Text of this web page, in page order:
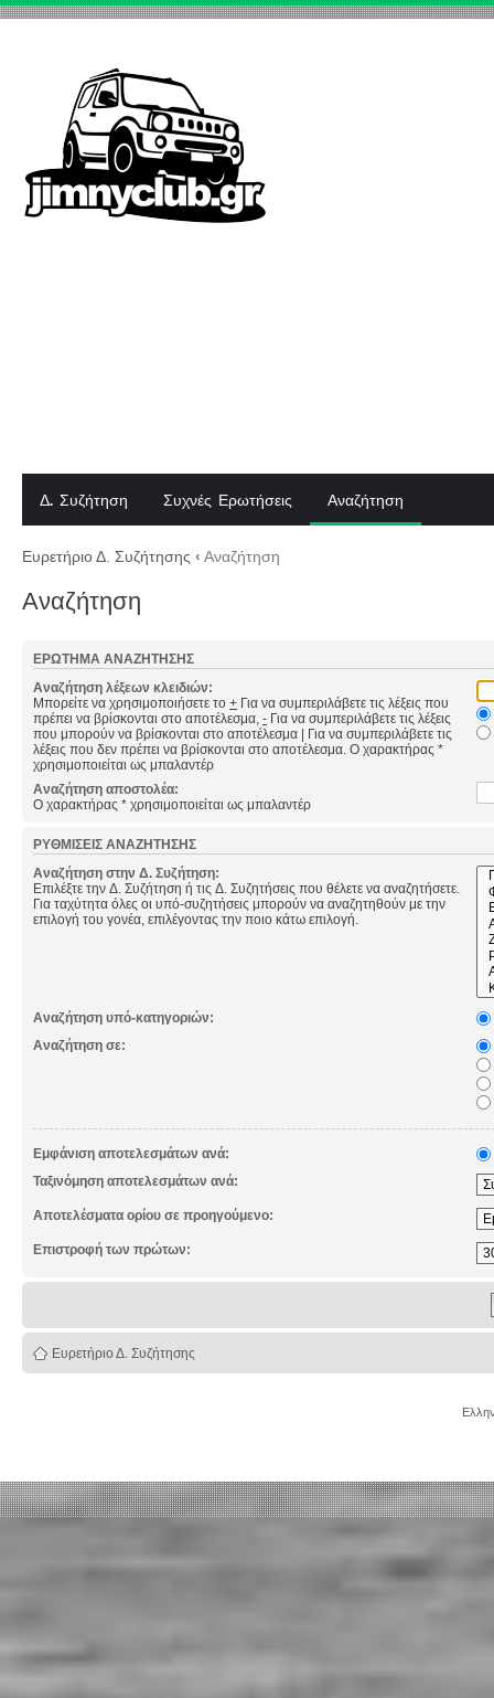
Δ. Συζήτηση Συχνές Ερωτήσεις Αναζήτηση
Ευρετήριο Δ. Συζήτησης ‹ Αναζήτηση
Αναζήτηση
ΕΡΏΤΗΜΑ ΑΝΑΖΉΤΗΣΗΣ
Αναζήτηση λέξεων κλειδιών:
Μπορείτε να χρησιμοποιήσετε το + Για να συμπεριλάβετε τις λέξεις που
πρέπει να βρίσκονται στο αποτέλεσμα, - Για να συμπεριλάβετε τις λέξεις
που μπορούν να βρίσκονται στο αποτέλεσμα | Για να συμπεριλάβετε τις
λέξεις που δεν πρέπει να βρίσκονται στο αποτέλεσμα. Ο χαρακτήρας *
χρησιμοποιείται ως μπαλαντέρ
Αναζήτηση αποστολέα:
Ο χαρακτήρας * χρησιμοποιείται ως μπαλαντέρ
ΡΥΘΜΊΣΕΙΣ ΑΝΑΖΉΤΗΣΗΣ
Αναζήτηση στην Δ. Συζήτηση:
Επιλέξτε την Δ. Συζήτηση ή τις Δ. Συζητήσεις που θέλετε να αναζητήσετε.
Για ταχύτητα όλες οι υπό-συζητήσεις μπορούν να αναζητηθούν με την
επιλογή του γονέα, επιλέγοντας την ποιο κάτω επιλογή.
Αναζήτηση υπό-κατηγοριών:
Αναζήτηση σε:
Εμφάνιση αποτελεσμάτων ανά:
Ταξινόμηση αποτελεσμάτων ανά:
Αποτελέσματα ορίου σε προηγούμενο:
Επιστροφή των πρώτων:
Ευρετήριο Δ. Συζήτησης